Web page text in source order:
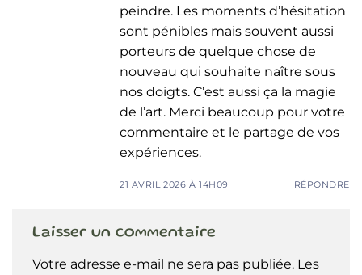
peindre. Les moments d’hésitation
sont pénibles mais souvent aussi
porteurs de quelque chose de
nouveau qui souhaite naître sous
nos doigts. C’est aussi ça la magie
de l’art. Merci beaucoup pour votre
commentaire et le partage de vos
expériences.
21 AVRIL 2026 À 14H09 RÉPONDRE
Laisser un commentaire
Votre adresse e-mail ne sera pas publiée. Les